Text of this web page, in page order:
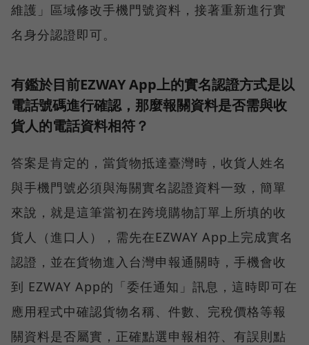
維護」區域修改手機門號資料，接著重新進行實
名身分認證即可。
有鑑於目前EZWAY App上的實名認證方式是以
電話號碼進行確認，那麼報關資料是否需與收
貨人的電話資料相符？
答案是肯定的，當貨物抵達臺灣時，收貨人姓名
與手機門號必須與海關實名認證資料一致，簡單
來說，就是這筆當初在跨境購物訂單上所填的收
貨人（進口人），需先在EZWAY App上完成實名
認證，並在貨物進入台灣申報通關時，手機會收
到 EZWAY App的「委任通知」訊息，這時即可在
應用程式中確認貨物名稱、件數、完稅價格等報
關資料是否屬實，正確點選申報相符、有誤則點